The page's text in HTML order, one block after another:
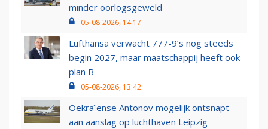
minder oorlogsgeweld
05-08-2026, 14:17
Lufthansa verwacht 777-9’s nog steeds
begin 2027, maar maatschappij heeft ook
plan B
05-08-2026, 13:42
Oekraïense Antonov mogelijk ontsnapt
aan aanslag op luchthaven Leipzig